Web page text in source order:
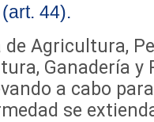
44).
Agricultura,
Ganadería y
a cabo
se